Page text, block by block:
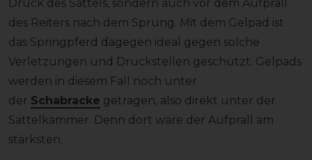
Druck des Sattels, sondern auch vor dem Aufprall
des Reiters nach dem Sprung. Mit dem Gelpad ist
das Springpferd dagegen ideal gegen solche
Verletzungen und Druckstellen geschützt. Gelpads
werden in diesem Fall noch unter
der Schabracke getragen, also direkt unter der
Sattelkammer. Denn dort wäre der Aufprall am
stärksten.